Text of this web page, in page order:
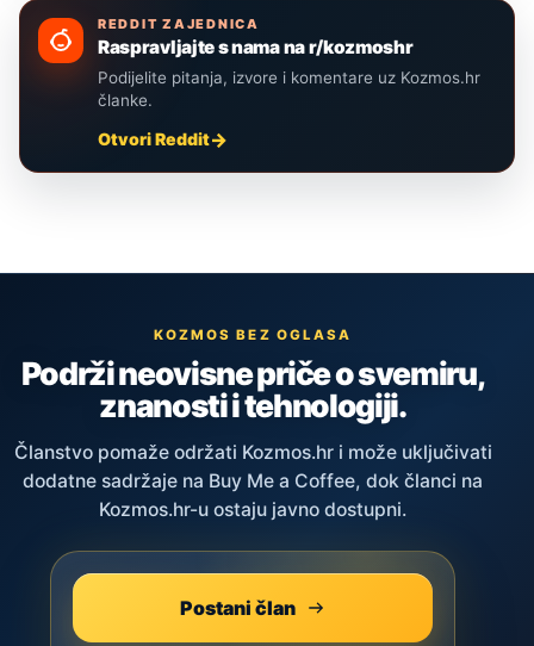
REDDIT ZAJEDNICA
Raspravljajte s nama na r/kozmoshr
Podijelite pitanja, izvore i komentare uz Kozmos.hr
članke.
Otvori Reddit
KOZMOS BEZ OGLASA
Podrži neovisne priče o svemiru,
znanosti i tehnologiji.
Članstvo pomaže održati Kozmos.hr i može uključivati
dodatne sadržaje na Buy Me a Coffee, dok članci na
Kozmos.hr-u ostaju javno dostupni.
Postani član